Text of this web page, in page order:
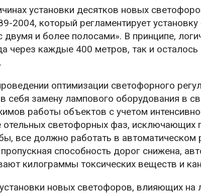
установки десятков новых
2004, который регламентирует установку
и более полосами». В принципе,
через каждые 400 метров, так и осталось
оптимизации светофорного
себя замену лампового оборудования в
работы объектов с учетом
отельных светофорных фаз, исключающих
все должно работать в
способность дорог снижена,
килограммы токсических веществ и
новых светофоров, влияющих на